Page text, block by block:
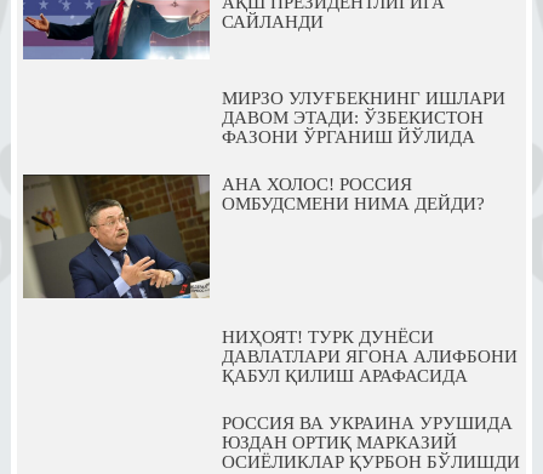
САЙЛАНДИ
МИРЗО УЛУҒБЕКНИНГ ИШЛАРИ
ДАВОМ ЭТАДИ: ЎЗБЕКИСТОН
ФАЗОНИ ЎРГАНИШ ЙЎЛИДА
АНА ХОЛОС! РОССИЯ
ОМБУДСМЕНИ НИМА ДЕЙДИ?
НИҲОЯТ! ТУРК ДУНЁСИ
ДАВЛАТЛАРИ ЯГОНА АЛИФБОНИ
ҚАБУЛ ҚИЛИШ АРАФАСИДА
РОССИЯ ВА УКРАИНА УРУШИДА
ЮЗДАН ОРТИҚ МАРКАЗИЙ
ОСИЁЛИКЛАР ҚУРБОН БЎЛИШДИ